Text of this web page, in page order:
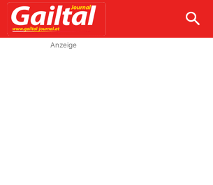
Anzeige